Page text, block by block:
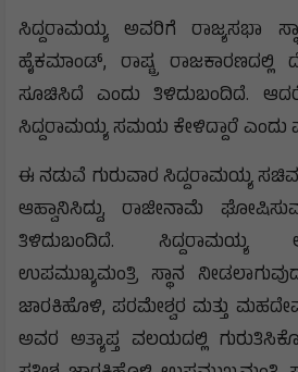
ಸಿದ್ದರಾಮಯ್ಯ ಅವರಿಗೆ ರಾಜ್ಯಸಭಾ
ಹೈಕಮಾಂಡ್, ರಾಷ್ಟ್ರ
ಸೂಚಿಸಿದೆ ಎಂದು ತಿಳಿದುಬಂದಿದೆ.
ಸಿದ್ದರಾಮಯ್ಯ ಸಮಯ ಕೇಳಿದ್ದಾರೆ ಎಂದು
ಈ ನಡುವೆ ಗುರುವಾರ ಸಿದ್ದರಾಮಯ್ಯ
ಆಹ್ವಾನಿಸಿದ್ದು, ರಾಜೀನಾಮೆ
ತಿಳಿದುಬಂದಿದೆ. ಸಿದ್ದರಾಮಯ್ಯ
ಉಪಮುಖ್ಯಮಂತ್ರಿ ಸ್ಥಾನ
ಜಾರಕಿಹೊಳಿ, ಪರಮೇಶ್ವರ ಮತ್ತು
ಅವರ ಅತ್ಯಾಪ್ತ ವಲಯದಲ್ಲಿ